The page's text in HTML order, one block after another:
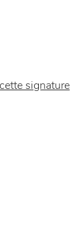
signature